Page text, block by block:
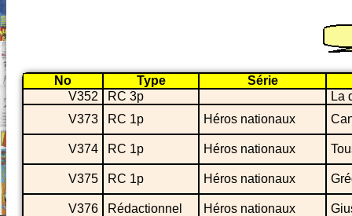
No Type
Série
V352
RC 3p
La
V373
RC 1p Héros nationaux
V374 RC 1p Héros nationaux
V375 RC 1p Héros nationaux
V376 Rédactionnel Héros nationaux